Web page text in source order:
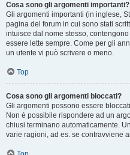
Cosa sono gli argomenti importanti?
Gli argomenti importanti (in inglese,
pagina del forum in cui sono stati
intuisce dal nome stesso,
essere lette sempre. Come per gli
un utente vi può scrivere o meno.
Top
Cosa sono gli argomenti bloccati?
Gli argomenti possono essere
Non è possibile rispondere ad un
chiusi terminano automaticamente.
varie ragioni, ad es. se contravviene